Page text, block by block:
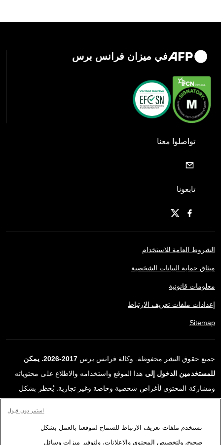
في ميزان فرانس برس
تواصلوا معنا
تابعونا
الشروط العامة للاستخدام
ميثاق حماية البيانات الشخصية
معلومات قانونية
إعدادات ملفات تعريف الارتباط
Sitemap
جميع حقوق النشر محفوظة. وكالة فرانس برس
2017-2026. يمكن
للمستخدمين الدخول إلى هذا الموقع واستخدامه والاطلاع على محتوياته
ومشاركة المحتوى لأغراض شخصية وخاصة وغير تجارية. يُحظر بشكل
ترخيص محددة موقعة مع وكالة فرانس برس. المواد والروابط الواردة في
نستخدم ملفات تعريف الارتباط للسماح لموقعنا بالعمل بشكل
صحيح، ولتخصيص المحتوى والإعلانات، ولتوفير ميزات وسائل
استمر دون قبول